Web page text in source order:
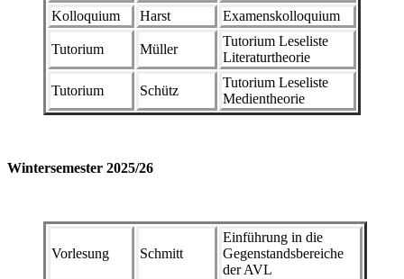
Kolloquium
Harst Examenskolloquium
Tutorium Müller
Tutorium Leseliste
Literaturtheorie
Tutorium Schütz
Tutorium Leseliste
Medientheorie
Wintersemester 2025/26
Vorlesung Schmitt
Einführung in die
Gegenstandsbereiche
der AVL